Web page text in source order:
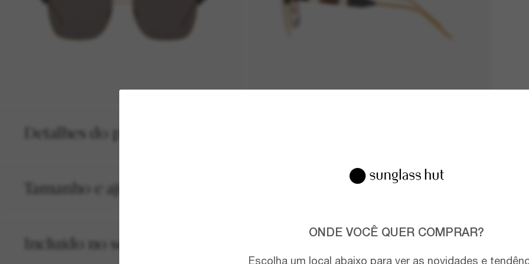
ONDE VOCÊ QUER COMPRAR?
Escolha um local abaixo para ver as novidades e
Detalhes do produto
Tamanho e ajuste
Incluído no seu pedido